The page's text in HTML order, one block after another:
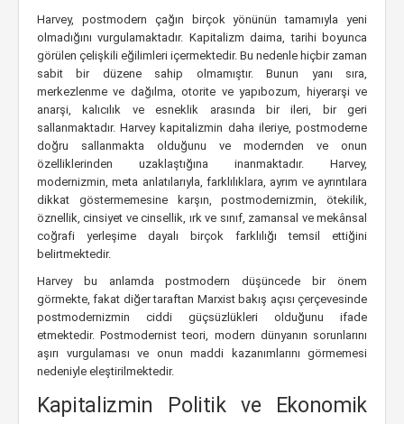
Harvey, postmodern çağın birçok yönünün tamamıyla yeni
olmadığını vurgulamaktadır. Kapitalizm daima, tarihi boyunca
görülen çelişkili eğilimleri içermektedir. Bu nedenle hiçbir zaman
sabit bir düzene sahip olmamıştır. Bunun yanı sıra,
merkezlenme ve dağılma, otorite ve yapıbozum, hiyerarşi ve
anarşi, kalıcılık ve esneklik arasında bir ileri, bir geri
sallanmaktadır. Harvey kapitalizmin daha ileriye, postmoderne
doğru sallanmakta olduğunu ve modernden ve onun
özelliklerinden uzaklaştığına inanmaktadır. Harvey,
modernizmin, meta anlatılarıyla, farklılıklara, ayrım ve ayrıntılara
dikkat göstermemesine karşın, postmodernizmin, ötekilik,
öznellik, cinsiyet ve cinsellik, ırk ve sınıf, zamansal ve mekânsal
coğrafi yerleşime dayalı birçok farklılığı temsil ettiğini
belirtmektedir.
Harvey bu anlamda postmodern düşüncede bir önem
görmekte, fakat diğer taraftan Marxist bakış açısı çerçevesinde
postmodernizmin ciddi güçsüzlükleri olduğunu ifade
etmektedir. Postmodernist teori, modern dünyanın sorunlarını
aşırı vurgulaması ve onun maddi kazanımlarını görmemesi
nedeniyle eleştirilmektedir.
Kapitalizmin Politik ve Ekonomik